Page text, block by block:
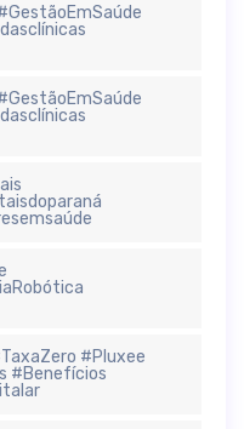
#Pluxee
#Benefícios